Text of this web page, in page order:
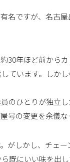
名ですが、名古
30年ほど前から
ています。しか
のひとりが独立
号の変更を余儀な
がしかし、チェ
既にいい味を出